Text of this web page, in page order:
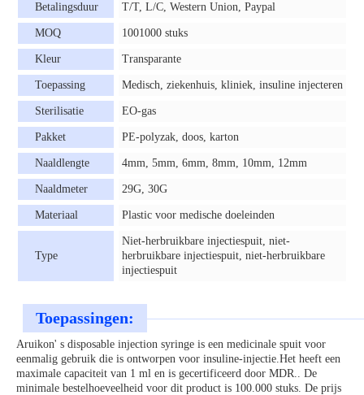
Betalingsduur T/T, L/C, Western Union, Paypal
MOQ 1001000 stuks
Kleur Transparante
Toepassing Medisch, ziekenhuis, kliniek, insuline injecteren
Sterilisatie EO-gas
Pakket PE-polyzak, doos, karton
Naaldlengte 4mm, 5mm, 6mm, 8mm, 10mm, 12mm
Naaldmeter 29G, 30G
Materiaal Plastic voor medische doeleinden
Type
Niet-herbruikbare injectiespuit, niet-
herbruikbare injectiespuit, niet-herbruikbare
injectiespuit
Toepassingen:
Aruikon' s disposable injection syringe is een medicinale spuit voor
eenmalig gebruik die is ontworpen voor insuline-injectie.Het heeft een
maximale capaciteit van 1 ml en is gecertificeerd door MDR.. De
minimale bestelhoeveelheid voor dit product is 100.000 stuks. De prijs